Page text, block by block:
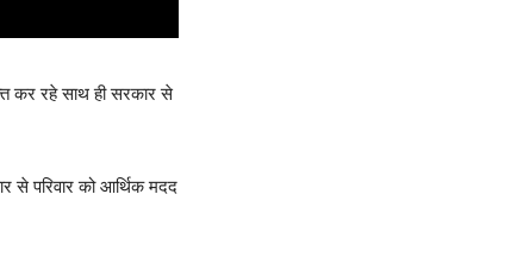
कर रहे साथ ही सरकार से
से परिवार को आर्थिक मदद